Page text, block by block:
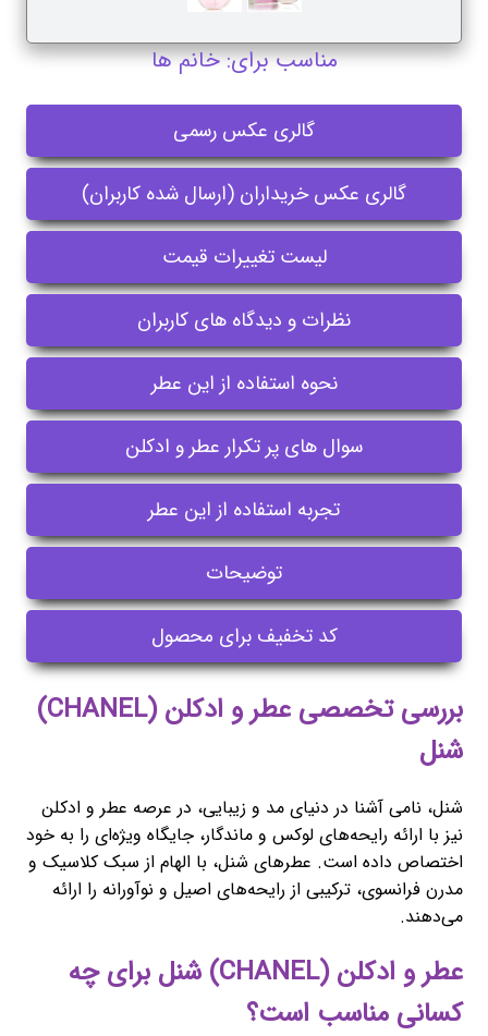
مناسب برای: خانم ها
گالری عکس رسمی
گالری عکس خریداران (ارسال شده کاربران)
لیست تغییرات قیمت
نظرات و دیدگاه های کاربران
نحوه استفاده از این عطر
سوال های پر تکرار عطر و ادکلن
تجربه استفاده از این عطر
توضیحات
کد تخفیف برای محصول
بررسی تخصصی عطر و ادکلن (CHANEL)
شنل
شنل، نامی آشنا در دنیای مد و زیبایی، در عرصه عطر و ادکلن
نیز با ارائه رایحه‌های لوکس و ماندگار، جایگاه ویژه‌ای را به خود
اختصاص داده است. عطرهای شنل، با الهام از سبک کلاسیک و
مدرن فرانسوی، ترکیبی از رایحه‌های اصیل و نوآورانه را ارائه
می‌دهند.
عطر و ادکلن (CHANEL) شنل برای چه
کسانی مناسب است؟